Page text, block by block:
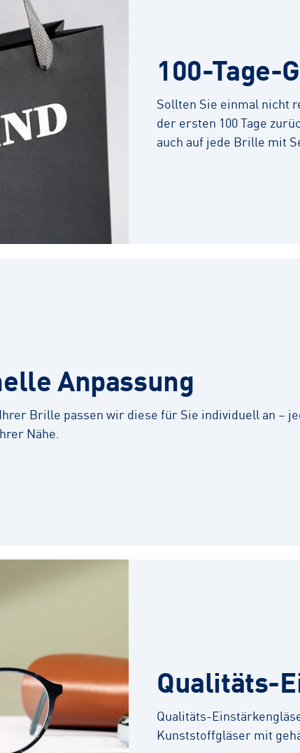
100-Tage-
Sollten Sie einmal nicht
der ersten 100 Tage
auch auf jede Brille mit
Anpassung
Brille passen wir diese für Sie individuell an –
Nähe.
Qualitäts-
Qualitäts-
Kunststoffgläser mit